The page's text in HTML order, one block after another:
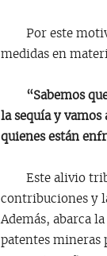
Por este
medidas en
“Sabemos que
la sequía y
quienes están
Este alivio
contribuciones y
Además, abarca
patentes mineras